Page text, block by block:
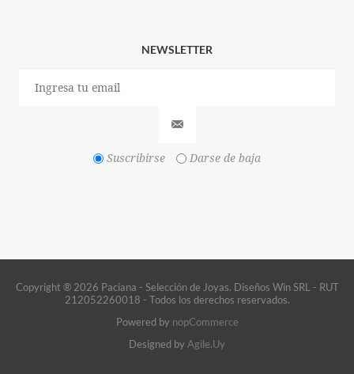
NEWSLETTER
Suscribirse Darse de baja
Copyright ® 2026 Paciana - Selección de Joyas. Diseños Win SRL - RUT
212052260018 - Todos los derechos reservados.
Powered by nopCommerce
Designed byAgile.Uy